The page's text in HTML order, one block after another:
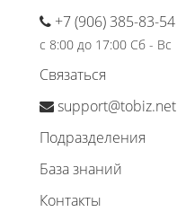
+7 (906) 385-83-54
с 8:00 до 17:00 Сб - Вс
Связаться
support@tobiz.net
Подразделения
База знаний
Контакты